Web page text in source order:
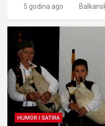
5 godina ago
HUMOR I SATIRA